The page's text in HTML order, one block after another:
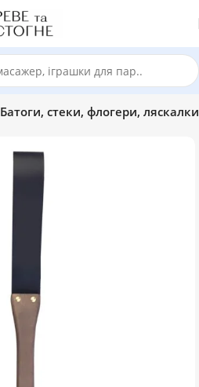
Батоги, стеки, флогери, ляскалки